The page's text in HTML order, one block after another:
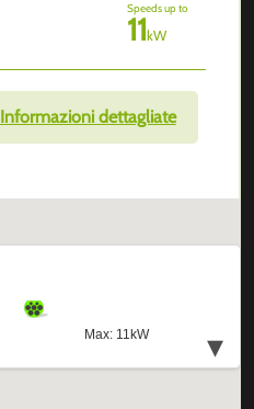
Speeds up to
11kW
Informazioni dettagliate